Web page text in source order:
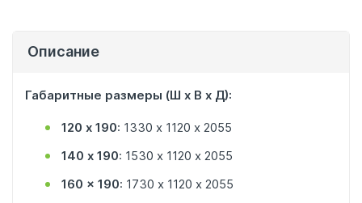
Описание
Габаритные размеры (Ш х В х Д):
120 х 190: 1330 х 1120 х 2055
140 х 190: 1530 х 1120 х 2055
160 x 190: 1730 х 1120 х 2055